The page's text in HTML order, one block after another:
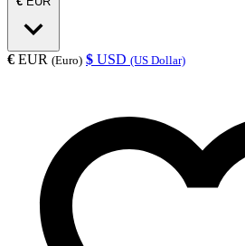
€ EUR (Euro) $ USD (US Dollar)